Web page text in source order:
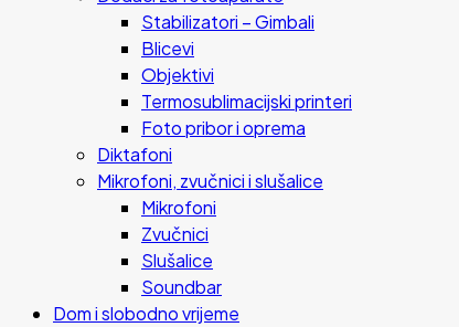
Stabilizatori – Gimbali
Blicevi
Objektivi
Termosublimacijski printeri
Foto pribor i oprema
Diktafoni
Mikrofoni, zvučnici i slušalice
Mikrofoni
Zvučnici
Slušalice
Soundbar
Dom i slobodno vrijeme